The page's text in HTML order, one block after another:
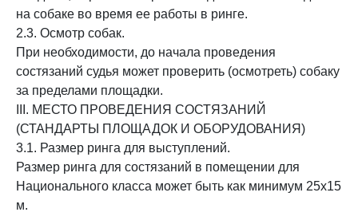
на собаке во время ее работы в ринге.
2.3. Осмотр собак.
При необходимости, до начала проведения
состязаний судья может проверить (осмотреть) собаку
за пределами площадки.
III. МЕСТО ПРОВЕДЕНИЯ СОСТЯЗАНИЙ
(СТАНДАРТЫ ПЛОЩАДОК И ОБОРУДОВАНИЯ)
3.1. Размер ринга для выступлений.
Размер ринга для состязаний в помещении для
Национального класса может быть как минимум 25х15
м.